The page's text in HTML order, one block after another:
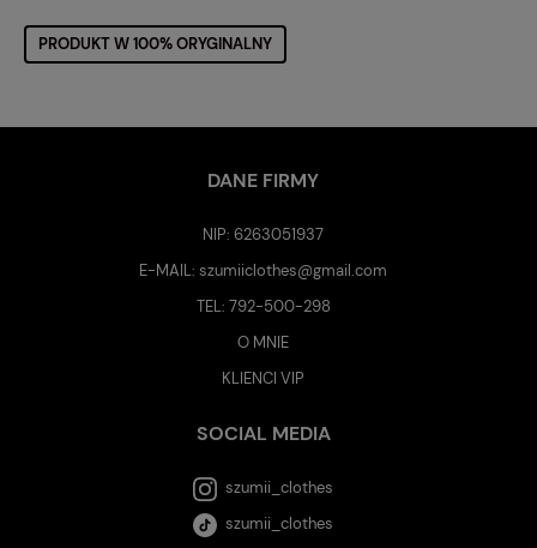
PRODUKT W 100% ORYGINALNY
DANE FIRMY
NIP: 6263051937
E-MAIL:szumiiclothes@gmail.com
TEL: 792-500-298
O MNIE
KLIENCI VIP
SOCIAL MEDIA
szumii_clothes
szumii_clothes